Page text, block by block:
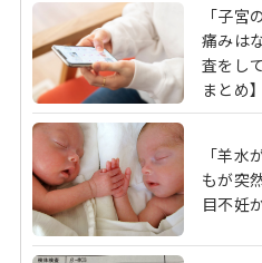
「子宮
痛みは
査をし
まとめ】
「羊
もが突
目不妊